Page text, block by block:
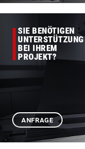
SIE BENÖTIGEN
UNTERSTÜTZUNG
BEI IHREM
PROJEKT?
ANFRAGE